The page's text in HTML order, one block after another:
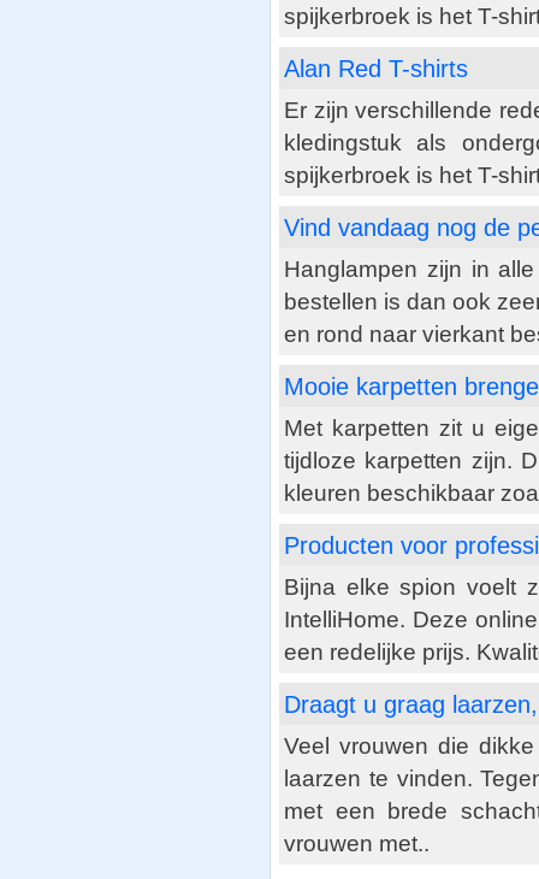
spijkerbroek is het T-
Alan Red T-shirts
Er zijn verschillende
kledingstuk als
spijkerbroek is het T-
Vind vandaag nog de
Hanglampen zijn in
bestellen is dan ook
en rond naar vierkant
Mooie karpetten
Met karpetten zit u
tijdloze karpetten zijn.
kleuren beschikbaar
Producten voor
Bijna elke spion voelt
IntelliHome. Deze
een redelijke prijs.
Draagt u graag
Veel vrouwen die
laarzen te vinden.
met een brede
vrouwen met..